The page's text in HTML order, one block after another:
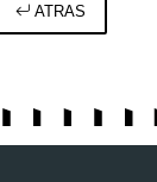
ATRAS